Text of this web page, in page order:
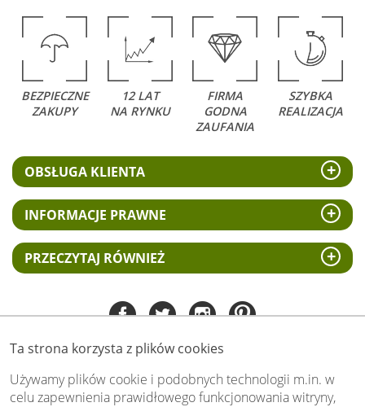
Ta strona korzysta z plików cookies
Używamy plików cookie i podobnych technologii m.in. w
celu zapewnienia prawidłowego funkcjonowania witryny,
BEZPIECZNE
ZAKUPY
12 LAT
NA RYNKU
FIRMA
GODNA
ZAUFANIA
SZYBKA
REALIZACJA
OBSŁUGA KLIENTA
INFORMACJE PRAWNE
PRZECZYTAJ RÓWNIEŻ
Tel:535 505 106
(pn-pt 8.00 - 15.00)
biuro@swiat-obrazow.pl